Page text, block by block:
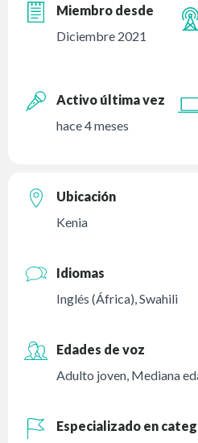
Miembro desde
Diciembre 2021
Activo última vez
hace 4 meses
Ubicación
Kenia
Idiomas
Inglés (África),Swahili
Edades de voz
Adulto joven, Mediana
Especializado en